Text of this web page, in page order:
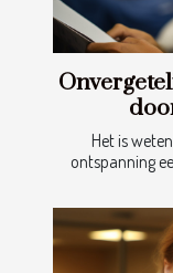
Het is
ontspanning